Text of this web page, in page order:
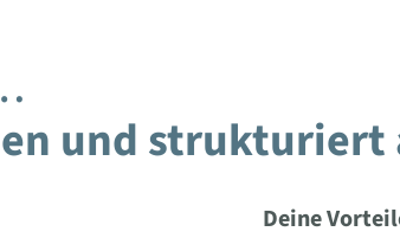
und strukturiert
Deine